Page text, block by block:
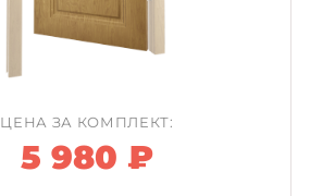
ЦЕНА ЗА КОМПЛЕКТ:
5 980 ₽